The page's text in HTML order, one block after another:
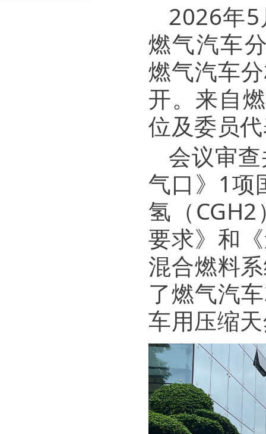
2026年
燃气汽车
燃气汽车
开。来自
位及委员
会议审
气口》1项
氢（
要求》和
混合燃料
了燃气汽
车用压缩